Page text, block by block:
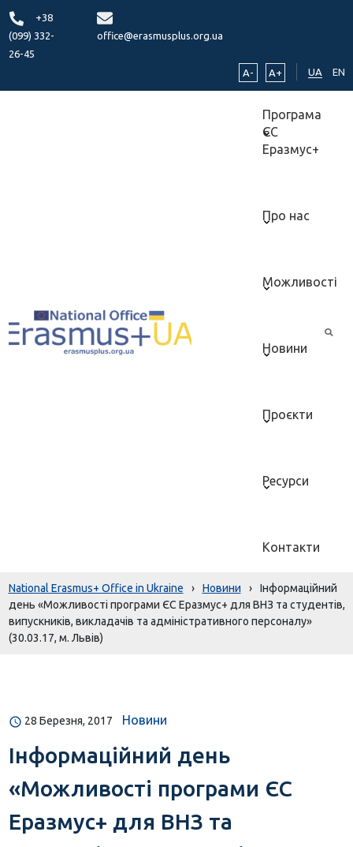
+38
(099) 332-
26-45
office@erasmusplus.org.ua
A- A+ UA EN
Програма
ЄС
Еразмус+
Про нас
Можливості
Новини
Проєкти
Ресурси
Контакти
National Erasmus+ Office in Ukraine › Новини ›
Інформаційний
день «Можливості програми ЄС Еразмус+ для ВНЗ та студентів,
випускників, викладачів та адміністративного персоналу»
(30.03.17, м. Львів)
28 Березня, 2017 Новини
Інформаційний день
«Можливості програми ЄС
Еразмус+ для ВНЗ та